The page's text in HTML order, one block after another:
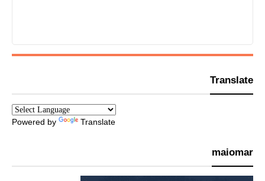
Translate
Powered by Translate
maiomar